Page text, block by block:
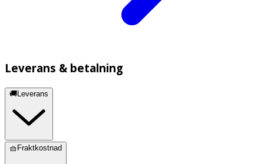
Leverans & betalning
🚚Leverans
🧺Fraktkostnad